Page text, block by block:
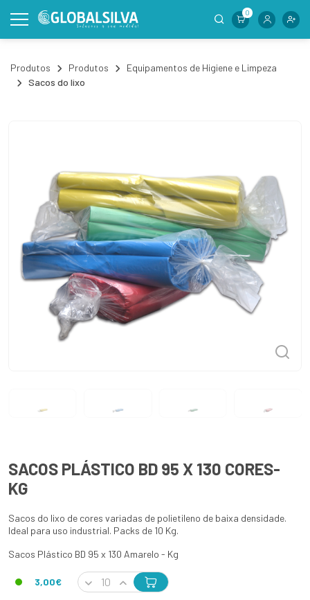
0
Produtos Produtos
Equipamentos de Higiene e Limpeza
Sacos do lixo
SACOS PLÁSTICO BD 95 X 130 CORES-
KG
Sacos do lixo de cores variadas de polietileno de baixa densidade.
Ideal para uso industrial. Packs de 10 Kg.
Sacos Plástico BD 95 x 130 Amarelo - Kg
3,00€